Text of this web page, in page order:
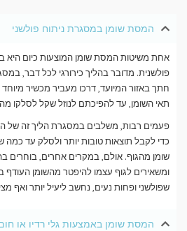
המסת שומן במסגרת ניתוח פולשני
אחת משיטות המסת שומן המוצעות כיום היא
פולשנית. מדובר בהליך כירורגי לכל דבר,
חתך באזור המיועד, דרכו מעביר מכשיר
תאי השומן, עד להפיכתם לנוזל שקל לסלקו
פעמים רבות, משלבים במסגרת הליך זה של
כדי לקבל תוצאות טובות יותר ולסלק עד כמה
שומן מהגוף. אולם, במקרים אחרים, בוחרים
ומשאירים לגוף עצמו להיפטר מהשומן
שפולשני ופחות נעים, נחשב ליעיל יותר ואף
המסת שומן באמצעות גלי רדיו או